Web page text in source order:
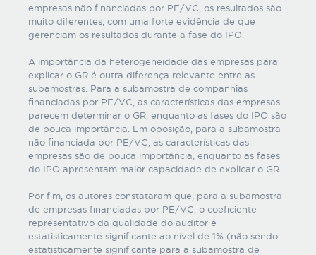
empresas não financiadas por PE/VC, os resultados são
muito diferentes, com uma forte evidência de que
gerenciam os resultados durante a fase do IPO.
A importância da heterogeneidade das empresas para
explicar o GR é outra diferença relevante entre as
subamostras. Para a subamostra de companhias
financiadas por PE/VC, as características das empresas
parecem determinar o GR, enquanto as fases do IPO são
de pouca importância. Em oposição, para a subamostra
não financiada por PE/VC, as características das
empresas são de pouca importância, enquanto as fases
do IPO apresentam maior capacidade de explicar o GR.
Por fim, os autores constataram que, para a subamostra
de empresas financiadas por PE/VC, o coeficiente
representativo da qualidade do auditor é
estatisticamente significante ao nível de 1% (não sendo
estatisticamente significante para a subamostra de